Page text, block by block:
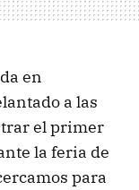
en
a las
el primer
la feria de
para